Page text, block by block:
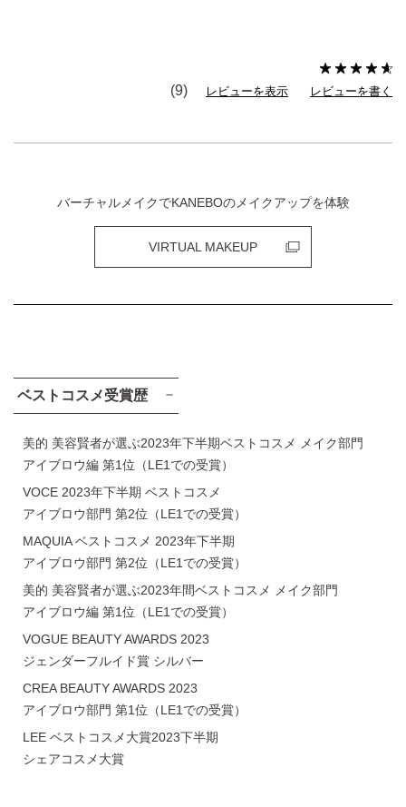
(9) レビューを表示 レビューを書く
バーチャルメイクでKANEBOのメイクアップを体験
VIRTUAL MAKEUP
ベストコスメ受賞歴
美的 美容賢者が選ぶ2023年下半期ベストコスメ メイク部門
アイブロウ編 第1位（LE1での受賞）
VOCE 2023年下半期 ベストコスメ
アイブロウ部門 第2位（LE1での受賞）
MAQUIA ベストコスメ 2023年下半期
アイブロウ部門 第2位（LE1での受賞）
美的 美容賢者が選ぶ2023年間ベストコスメ メイク部門
アイブロウ編 第1位（LE1での受賞）
VOGUE BEAUTY AWARDS 2023
ジェンダーフルイド賞 シルバー
CREA BEAUTY AWARDS 2023
アイブロウ部門 第1位（LE1での受賞）
LEE ベストコスメ大賞2023下半期
シェアコスメ大賞